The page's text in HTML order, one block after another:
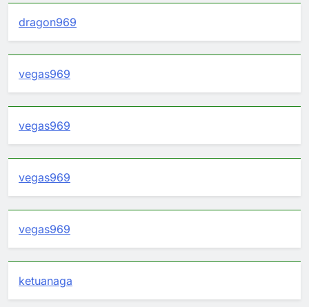
dragon969
vegas969
vegas969
vegas969
vegas969
ketuanaga